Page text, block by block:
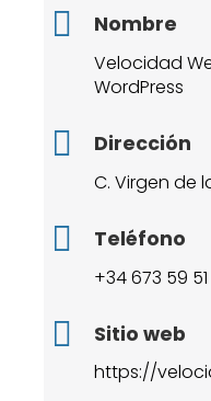
Nombre
Velocidad
WordPress
Dirección
C. Virgen de
Teléfono
+34 673 59
Sitio web
https://